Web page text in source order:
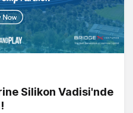
Silikon Vadisi'nde